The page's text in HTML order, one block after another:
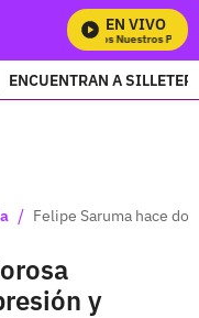
EN VIVO
Mira Todos Nuestros
ENCUENTRAN A
/ Felipe Saruma hace
y